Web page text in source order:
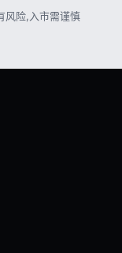
风险,入市需谨慎